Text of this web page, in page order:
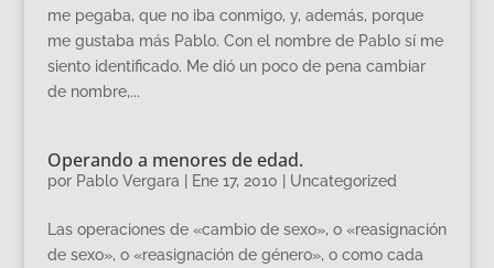
me pegaba, que no iba conmigo, y, además, porque
me gustaba más Pablo. Con el nombre de Pablo sí me
siento identificado. Me dió un poco de pena cambiar
de nombre,...
Operando a menores de edad.
por Pablo Vergara Ene 17, 2010 Uncategorized
Las operaciones de «cambio de sexo», o «reasignación
de sexo», o «reasignación de género», o como cada